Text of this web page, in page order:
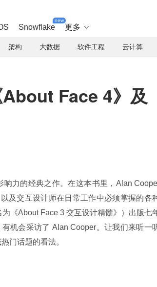
Snowflake
new
更多 
架构 大数据 软件工程 云计算
Face 4》及
力的经典之作。在这本书里，Alan
及交互设计师在日常工作中必须掌握的各
《About Face 3 交互设计精髓》）出版七
机会采访了 Alan Cooper。让我们来听一
门话题的看法。